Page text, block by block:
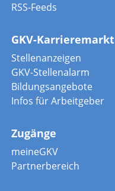
RSS-Feeds
GKV-Karrieremarkt
Stellenanzeigen
GKV-Stellenalarm
Bildungsangebote
Infos für Arbeitgeber
Zugänge
meineGKV
Partnerbereich